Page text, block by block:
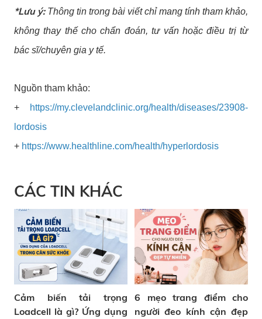
*Lưu ý:Thông tin trong bài viết chỉ mang tính tham khảo,
không thay thế cho chẩn đoán, tư vấn hoặc điều trị từ
bác sĩ/chuyên gia y tế.
Nguồn tham khảo:
+
https://my.clevelandclinic.org/health/diseases/23908-
lordosis
+ https://www.healthline.com/health/hyperlordosis
CÁC TIN KHÁC
Cảm biến tải trọng
Loadcell là gì? Ứng dụng
6 mẹo trang điểm cho
người đeo kính cận đẹp